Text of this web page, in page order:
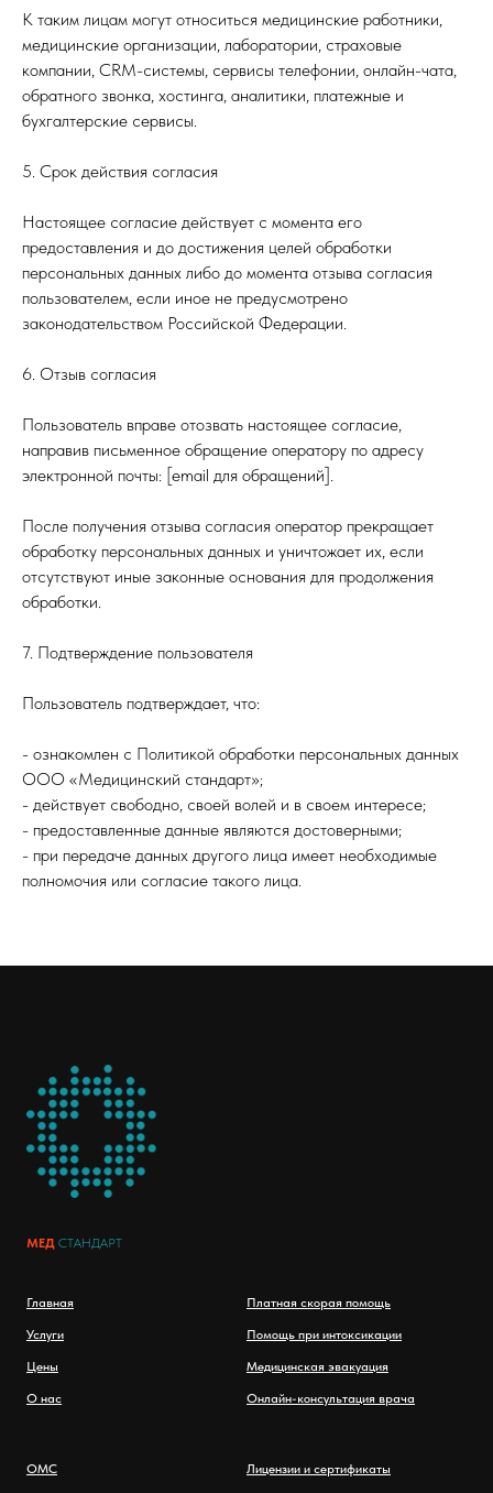
К таким лицам могут относиться медицинские работники,
медицинские организации, лаборатории, страховые
компании, CRM-системы, сервисы телефонии, онлайн-чата,
обратного звонка, хостинга, аналитики, платежные и
бухгалтерские сервисы.
5. Срок действия согласия
Настоящее согласие действует с момента его
предоставления и до достижения целей обработки
персональных данных либо до момента отзыва согласия
пользователем, если иное не предусмотрено
законодательством Российской Федерации.
6. Отзыв согласия
Пользователь вправе отозвать настоящее согласие,
направив письменное обращение оператору по адресу
электронной почты: [email для обращений].
После получения отзыва согласия оператор прекращает
обработку персональных данных и уничтожает их, если
отсутствуют иные законные основания для продолжения
обработки.
7. Подтверждение пользователя
Пользователь подтверждает, что:
- ознакомлен с Политикой обработки персональных данных
ООО «Медицинский стандарт»;
- действует свободно, своей волей и в своем интересе;
- предоставленные данные являются достоверными;
- при передаче данных другого лица имеет необходимые
полномочия или согласие такого лица.
МЕД СТАНДАРТ
Главная
Услуги
Цены
О нас
Платная скорая помощь
Помощь при интоксикации
Медицинская эвакуация
Онлайн-консультация врача
ОМС Лицензии и сертификаты